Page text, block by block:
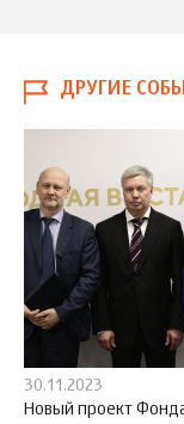
ДРУГИЕ
30.11.2023
Новый проект